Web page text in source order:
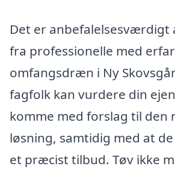
Det er anbefalelsesværdigt
fra professionelle med
omfangsdræn i Ny
fagfolk kan vurdere din
komme med forslag til den
løsning, samtidig med at
et præcist tilbud. Tøv ikke